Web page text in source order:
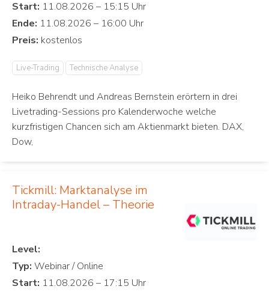
Start:
Ende:
Preis:
Live-Trading Technische Analyse
Heiko Behrendt und Andreas Bernstein erörtern in drei
Livetrading-Sessions pro Kalenderwoche welche
kurzfristigen Chancen sich am Aktienmarkt bieten. DAX,
Dow,
Tickmill: Marktanalyse im
Intraday-Handel – Theorie
Level:
Typ:
Start: